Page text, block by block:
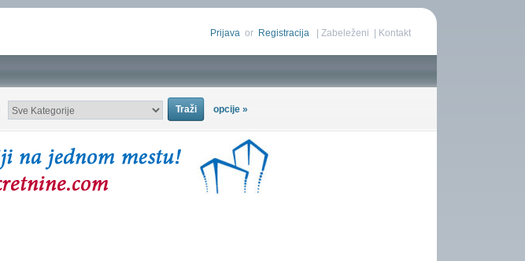
Prijava or Registracija Zabeleženi Kontakt
opcije »